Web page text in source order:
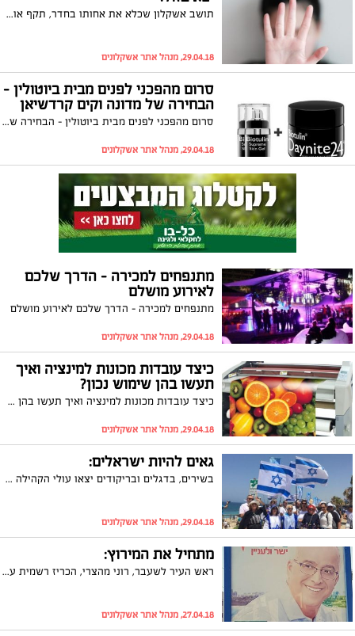
תושב אשקלון שכלא את אחותו בחדר, תקף אותה ואיים עליה שוחרר בלי הרשעה פלילית. את האיש ייצג עורך הדין רובי גלבוע: "הפנים את חומרת המעשים"
29.04.18, מנהל אתר אשקלונים
סרום מהפכני לפנים מבית ביוטולין -
הבחירה של מדונה וקים קרדשיאן
סרום מהפכני לפנים מבית ביוטולין - הבחירה של מדונה וקים קרדשיאן
29.04.18, מנהל אתר אשקלונים
מתנפחים למכירה - הדרך שלכם
לאירוע מושלם
מתנפחים למכירה - הדרך שלכם לאירוע מושלם
29.04.18, מנהל אתר אשקלונים
כיצד עובדות מכונות למינציה ואיך
תעשו בהן שימוש נכון?
כיצד עובדות מכונות למינציה ואיך תעשו בהן שימוש נכון?
29.04.18, מנהל אתר אשקלונים
גאים להיות ישראלים:
בשירים, בדגלים ובריקודים יצאו עולי הקהילה הצרפתית באשקלון ביום העצמאות למתחם המרינה ולאורך הטיילת באשקלון וחגגו עצמאות. אליהם הצטרפה יו"ר ארגון הגמלאים, שרה זכריה
29.04.18, מנהל אתר אשקלונים
מתחיל את המירוץ:
ראש העיר לשעבר, רוני מהצרי, הכריז רשמית על פתיחת הקמפיין שלו לחזרה לראשות עיריית אשקלון, תחת הסיסמה: "ישר ולעניין"
27.04.18, מנהל אתר אשקלונים